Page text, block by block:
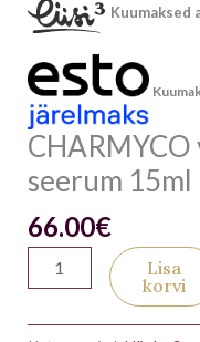
Kuumaksed
seerum 15ml
66.00€
Lisa
korvi